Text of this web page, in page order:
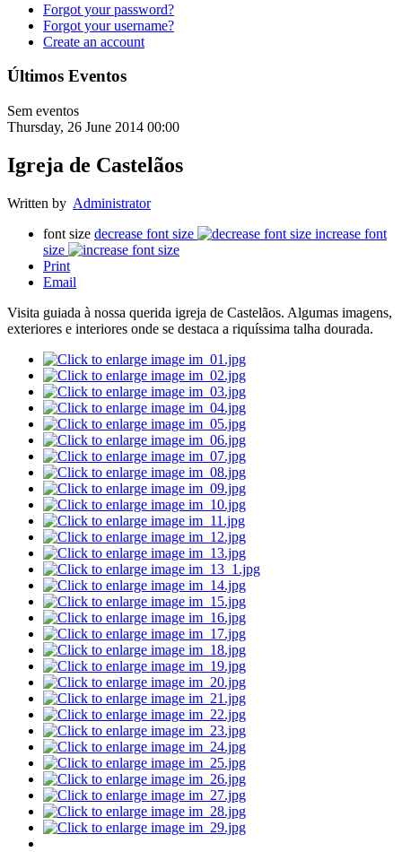
Forgot your password?
Forgot your username?
Create an account
Últimos Eventos
Sem eventos
Thursday, 26 June 2014 00:00
Igreja de Castelãos
Written by Administrator
font size decrease font size
increase font
size
Print
Email
Visita guiada à nossa querida igreja de Castelãos. Algumas imagens,
exteriores e interiores onde se destaca a riquíssima talha dourada.